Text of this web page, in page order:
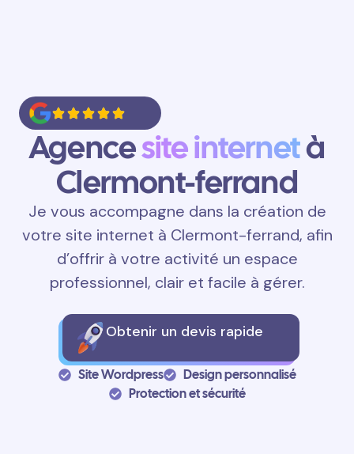
Agencesite internetà
Clermont-ferrand
Je vous accompagne dans la création de
votre site internet à Clermont-ferrand, afin
d’offrir à votre activité un espace
professionnel, clair et facile à gérer.
Obtenir un devis rapide
Site Wordpress
Design personnalisé
Protection et sécurité